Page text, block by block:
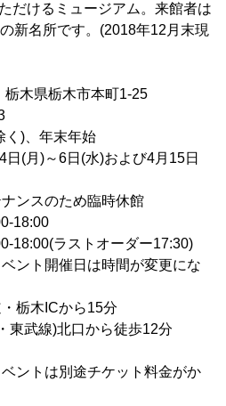
だけるミュージアム。来館者は
新名所です。(2018年12月末現
木県栃木市本町1-25
)、年末年始
6日(水)および4月15日
のため臨時休館
18:00
ラストオーダー17:30)
催日は時間が変更にな
栃木ICから15分
)北口から徒歩12分
別途チケット料金がか